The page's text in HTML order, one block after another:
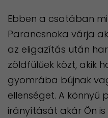
Ebben a csatában
Parancsnoka várja
az eligazítás után
zöldfülűek közt, akik
gyomrába bújnak
ellenséget. A könnyű
irányítását akár Ön